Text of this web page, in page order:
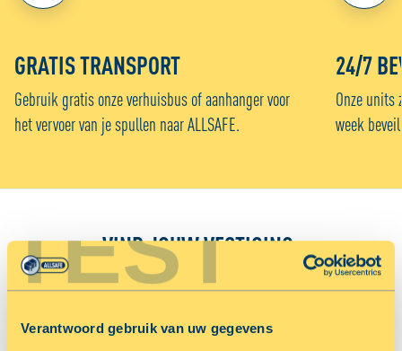
TEST
Verantwoord gebruik van uw gegevens
GRATIS TRANSPORT
Gebruik gratis onze verhuisbus of aanhanger voor
het vervoer van je spullen naar ALLSAFE.
24/7
Onze units
week
VIND JOUW VESTIGING:
Sorteer op